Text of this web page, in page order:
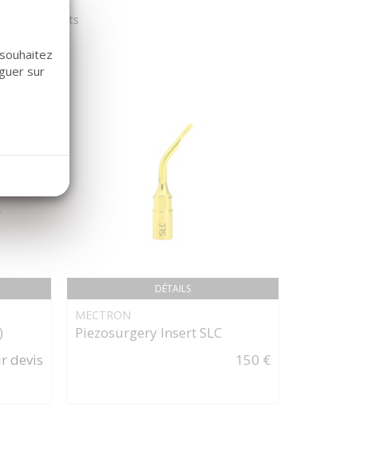
nos clients
devis
DÉTAILS
MECTRON
Piezosurgery Insert SLC
150 €
sur